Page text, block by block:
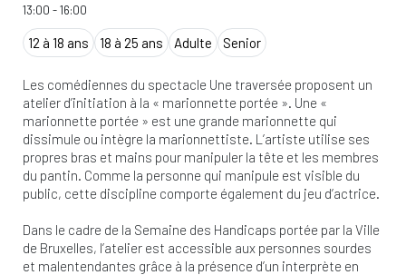
13:00 -16:00
12 à 18 ans 18 à 25 ans Adulte Senior
Les comédiennes du spectacle Une traversée proposent un
atelier d’initiation à la « marionnette portée ». Une «
marionnette portée » est une grande marionnette qui
dissimule ou intègre la marionnettiste. L’artiste utilise ses
propres bras et mains pour manipuler la tête et les membres
du pantin. Comme la personne qui manipule est visible du
public, cette discipline comporte également du jeu d’actrice.
Dans le cadre de la Semaine des Handicaps portée par la Ville
de Bruxelles, l’atelier est accessible aux personnes sourdes
et malentendantes grâce à la présence d’un interprète en